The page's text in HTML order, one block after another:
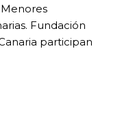
Fundación
participan